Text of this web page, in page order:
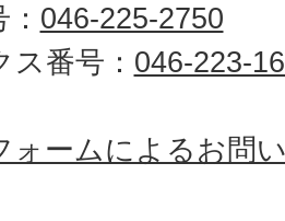
046-225-2750
番号： 046-223-
ォームによるお問